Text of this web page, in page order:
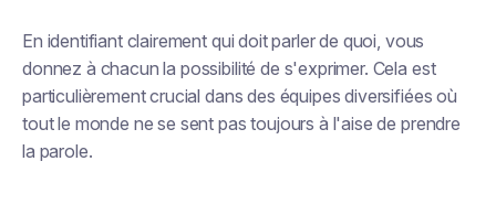
En identifiant clairement qui doit parler de quoi, vous
donnez à chacun la possibilité de s'exprimer. Cela est
particulièrement crucial dans des équipes diversifiées où
tout le monde ne se sent pas toujours à l'aise de prendre
la parole.